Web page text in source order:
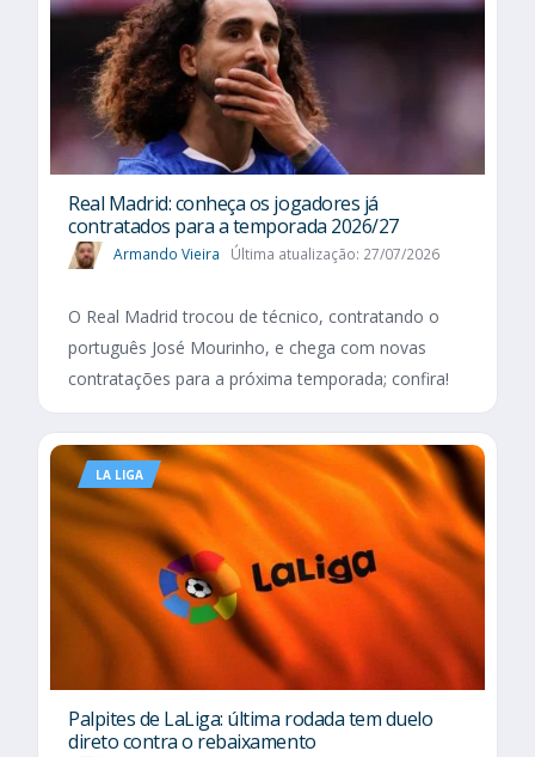
Real Madrid: conheça os jogadores já
contratados para a temporada 2026/27
Armando Vieira Última atualização: 27/07/2026
O Real Madrid trocou de técnico, contratando o
português José Mourinho, e chega com novas
contratações para a próxima temporada; confira!
LA LIGA
Palpites de LaLiga: última rodada tem duelo
direto contra o rebaixamento